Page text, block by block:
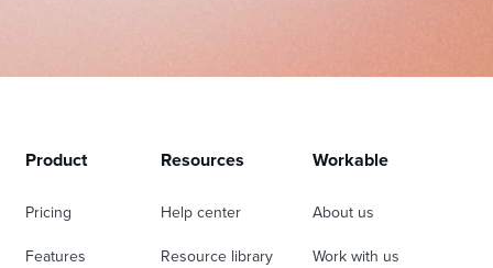
Product
Pricing
Features
Resources
Help center
Resource library
Workable
About us
Work with us